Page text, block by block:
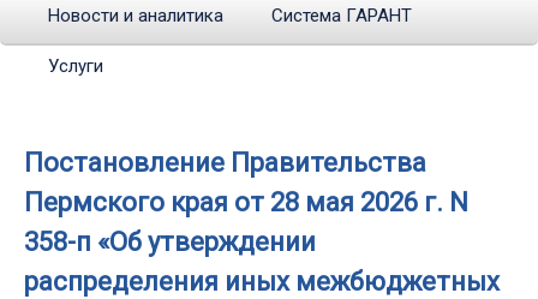
Новости и аналитика Система ГАРАНТ
Услуги
Постановление Правительства
Пермского края от 28 мая 2026 г. N
358-п «Об утверждении
распределения иных межбюджетных